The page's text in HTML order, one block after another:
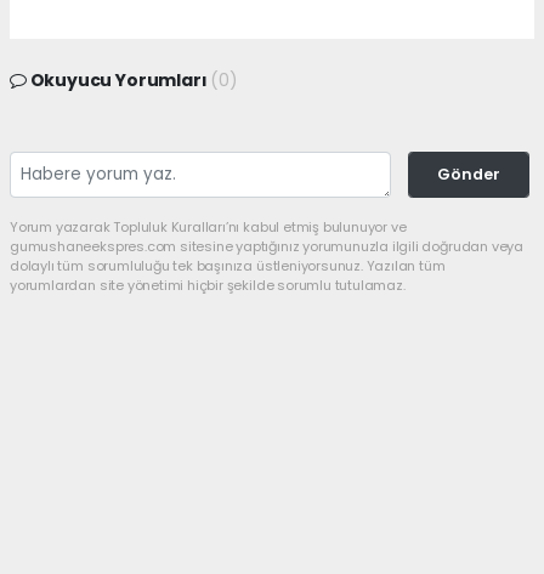
Okuyucu Yorumları (0)
Gönder
Yorum yazarak Topluluk Kuralları’nı kabul etmiş bulunuyor ve
gumushaneekspres.com sitesine yaptığınız yorumunuzla ilgili doğrudan veya
dolaylı tüm sorumluluğu tek başınıza üstleniyorsunuz. Yazılan tüm
yorumlardan site yönetimi hiçbir şekilde sorumlu tutulamaz.